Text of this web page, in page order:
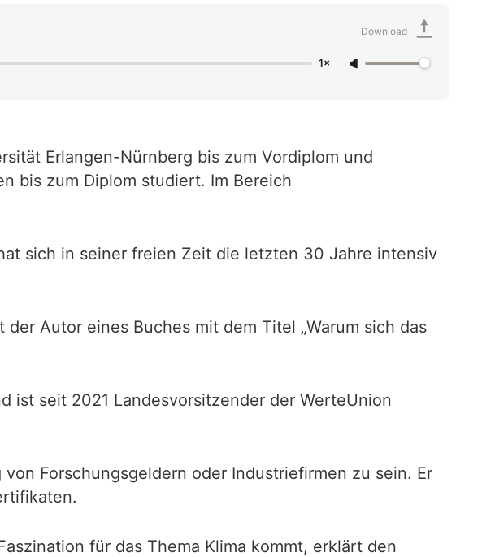
1×
Download
Erlangen-Nürnberg bis zum Vordiplom und
bis zum Diplom studiert. Im Bereich
sich in seiner freien Zeit die letzten 30 Jahre intensiv
der Autor eines Buches mit dem Titel „Warum sich das
ist seit 2021 Landesvorsitzender der WerteUnion
Forschungsgeldern oder Industriefirmen zu sein. Er
für das Thema Klima kommt, erklärt den